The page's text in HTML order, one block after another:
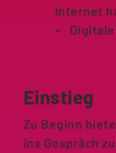
Internet
Einstieg
Zu Beginn
ins Gespräch